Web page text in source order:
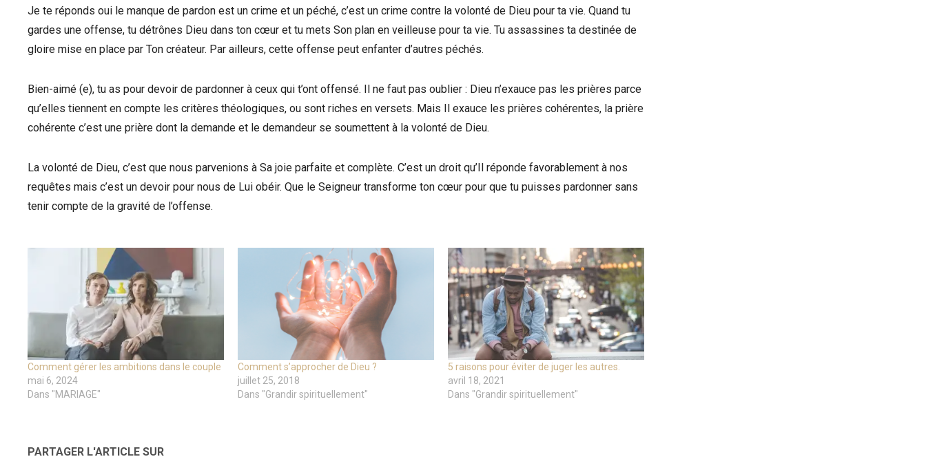
Je te réponds oui le manque de pardon est un crime et un péché, c’est un crime contre la volonté de Dieu pour ta vie. Quand tu
gardes une offense, tu détrônes Dieu dans ton cœur et tu mets Son plan en veilleuse pour ta vie. Tu assassines ta destinée de
gloire mise en place par Ton créateur. Par ailleurs, cette offense peut enfanter d’autres péchés.
Bien-aimé (e), tu as pour devoir de pardonner à ceux qui t’ont offensé. Il ne faut pas oublier : Dieu n’exauce pas les prières parce
qu’elles tiennent en compte les critères théologiques, ou sont riches en versets. Mais Il exauce les prières cohérentes, la prière
cohérente c’est une prière dont la demande et le demandeur se soumettent à la volonté de Dieu.
La volonté de Dieu, c’est que nous parvenions à Sa joie parfaite et complète. C’est un droit qu’Il réponde favorablement à nos
requêtes mais c’est un devoir pour nous de Lui obéir. Que le Seigneur transforme ton cœur pour que tu puisses pardonner sans
tenir compte de la gravité de l’offense.
Comment gérer les ambitions dans le couple
mai 6, 2024
Dans "MARIAGE"
Comment s’approcher de Dieu ?
juillet 25, 2018
Dans "Grandir spirituellement"
5 raisons pour éviter de juger les autres.
avril 18, 2021
Dans "Grandir spirituellement"
PARTAGER L'ARTICLE SUR